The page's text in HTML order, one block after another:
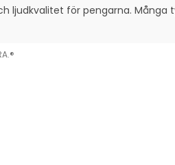
ljudkvalitet för pengarna.